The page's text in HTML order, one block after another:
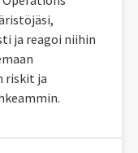
ja reagoi niihin
riskit ja